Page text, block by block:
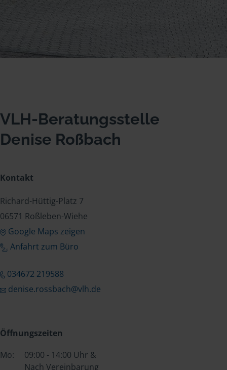
VLH-Beratungsstelle
Denise Roßbach
Kontakt
Richard-Hüttig-Platz 7
06571 Roßleben-Wiehe
Google Maps zeigen
Anfahrt zum Büro
034672 219588
denise.rossbach@vlh.de
Öffnungszeiten
Mo:
09:00 - 14:00 Uhr &
Nach Vereinbarung